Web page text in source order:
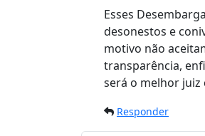
Esses
desonestos e
motivo não
transparência,
será o melhor juiz
Responder